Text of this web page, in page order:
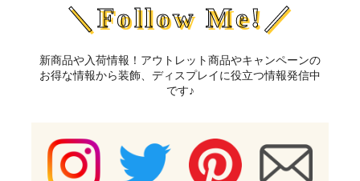
＼Follow Me!／
新商品や入荷情報！アウトレット商品やキャンペーンの
お得な情報から装飾、ディスプレイに役立つ情報発信中
です♪